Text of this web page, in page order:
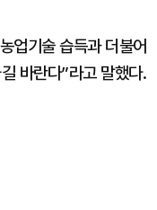
업기술 습득과 더불어
바란다”라고 말했다.